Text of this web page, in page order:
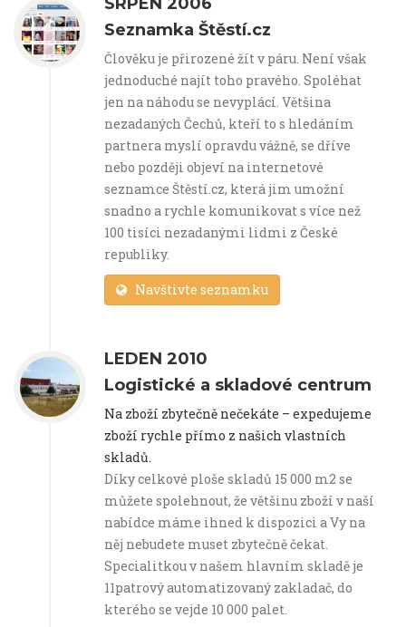
Seznamka Štěstí.cz
Člověku je přirozené žít v páru. Není však
jednoduché najít toho pravého. Spoléhat
jen na náhodu se nevyplácí. Většina
nezadaných Čechů, kteří to s hledáním
partnera myslí opravdu vážně, se dříve
nebo později objeví na internetové
seznamce Štěstí.cz, která jim umožní
snadno a rychle komunikovat s více než
100 tisíci nezadanými lidmi z České
republiky.
Navštivte seznamku
LEDEN 2010
Logistické a skladové centrum
Na zboží zbytečně nečekáte – expedujeme
zboží rychle přímo z našich vlastních
skladů.
Díky celkové ploše skladů 15 000 m2 se
můžete spolehnout, že většinu zboží v naší
nabídce máme ihned k dispozici a Vy na
něj nebudete muset zbytečně čekat.
Specialitkou v našem hlavním skladě je
11patrový automatizovaný zakladač, do
kterého se vejde 10 000 palet.